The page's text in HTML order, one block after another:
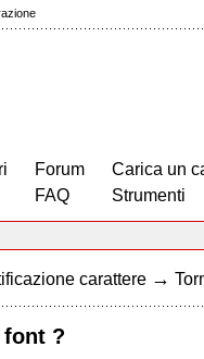
Forum
FAQ
Carica un
Strumenti
carattere →
font ?